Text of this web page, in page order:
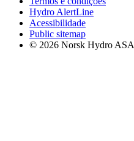
Hydro AlertLine
Acessibilidade
Public sitemap
© 2026 Norsk Hydro ASA